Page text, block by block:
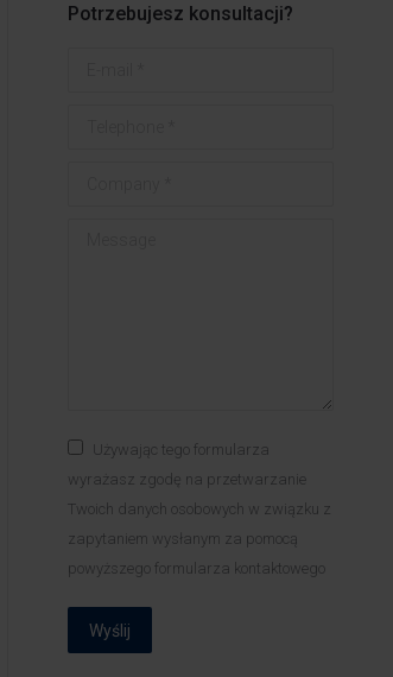
Potrzebujesz konsultacji?
Używając tego formularza
wyrażasz zgodę na przetwarzanie
Twoich danych osobowych w związku z
zapytaniem wysłanym za pomocą
powyższego formularza kontaktowego
Wyślij